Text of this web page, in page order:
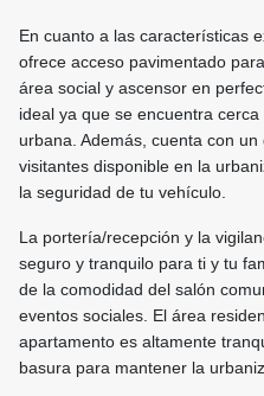
En cuanto a las características
ofrece acceso pavimentado
área social y ascensor en
ideal ya que se encuentra
urbana. Además, cuenta con
visitantes disponible en la
la seguridad de tu vehículo.
La portería/recepción y la
seguro y tranquilo para ti y tu
de la comodidad del salón
eventos sociales. El área
apartamento es altamente
basura para mantener la